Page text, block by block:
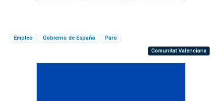
Empleo Gobierno de España
Paro
Comunitat Valenciana